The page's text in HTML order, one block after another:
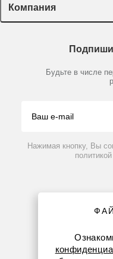
Пластик, стекло,
Химические реактивы,
Производители
Лекторий Диаэм
Доставка и оплата
Мобильное приложение
Компания
Партнеры
Контакты
Будьте в числе
Нажимая кнопку, Вы